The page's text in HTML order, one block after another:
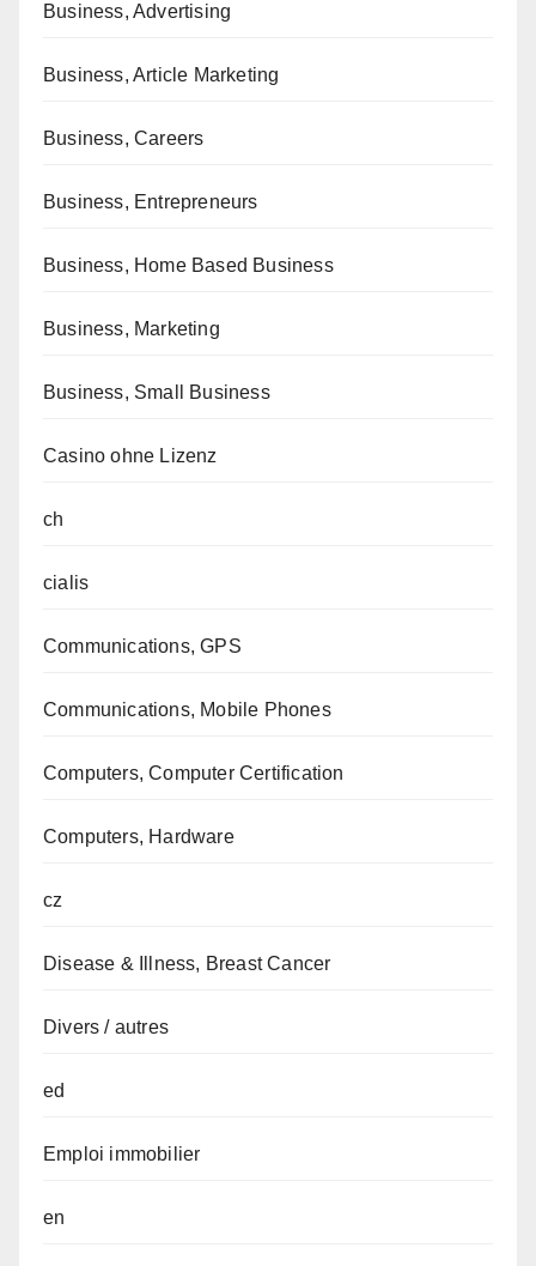
Business, Advertising
Business, Article Marketing
Business, Careers
Business, Entrepreneurs
Business, Home Based Business
Business, Marketing
Business, Small Business
Casino ohne Lizenz
ch
cialis
Communications, GPS
Communications, Mobile Phones
Computers, Computer Certification
Computers, Hardware
cz
Disease & Illness, Breast Cancer
Divers / autres
ed
Emploi immobilier
en